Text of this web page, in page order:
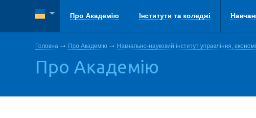
Про Академію Інститути та коледжі
Головна Про Академію Навчально-науковий інститут управління,
Про Академію